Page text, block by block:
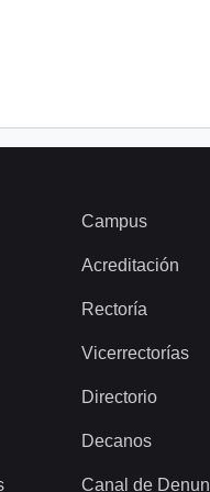
Campus
Acreditación
Rectoría
Vicerrectorías
Directorio
Decanos
Canal de